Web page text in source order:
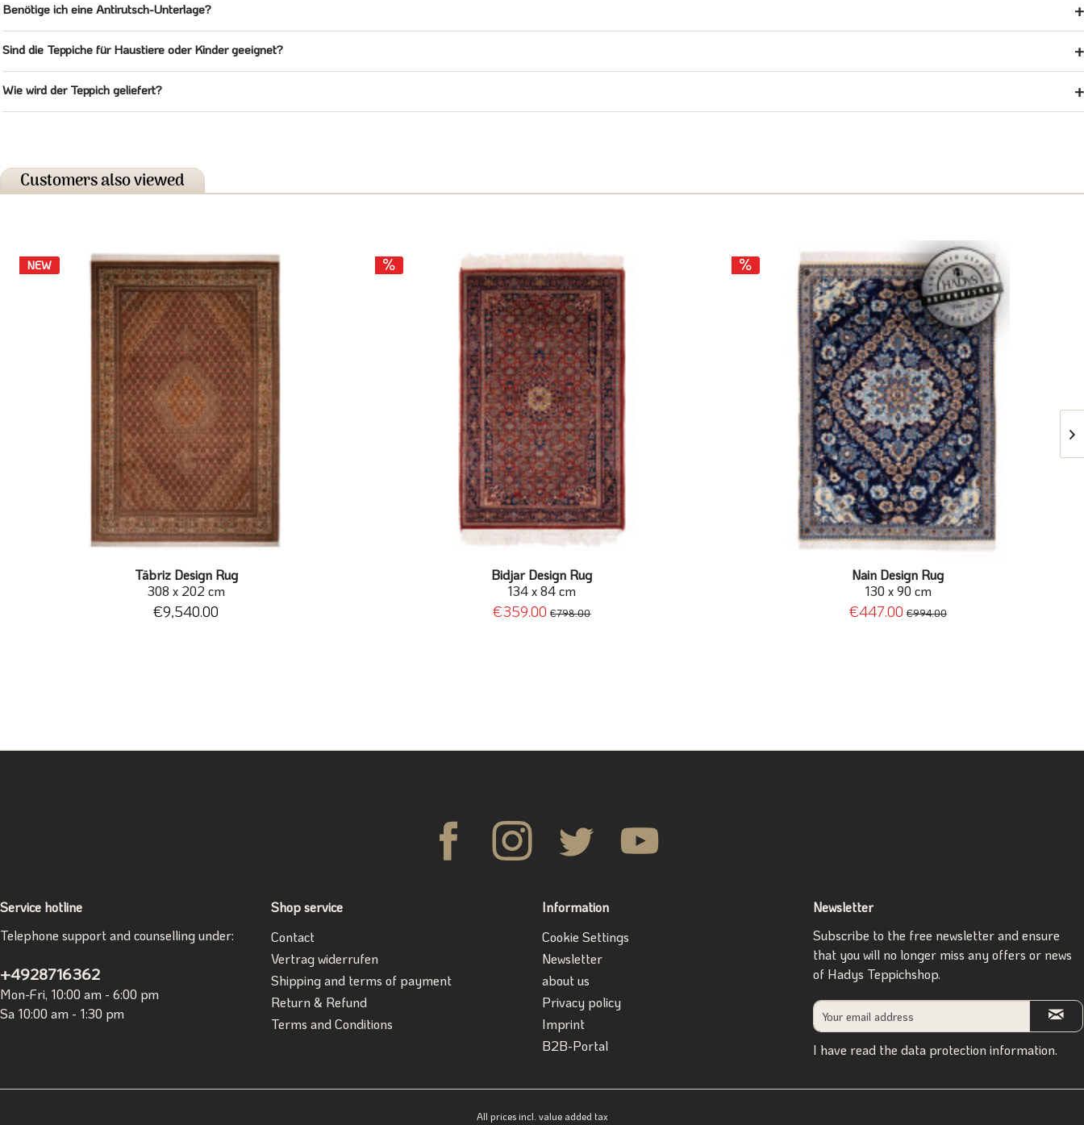
Benötige ich eine Antirutsch-Unterlage?
Sind die Teppiche für Haustiere oder Kinder geeignet?
Wie wird der Teppich geliefert?
Customers also viewed
NEW
Täbriz Design Rug
308 x 202 cm
€9,540.00
Bidjar Design Rug
134 x 84 cm
€359.00 €798.00
Nain Design Rug
130 x 90 cm
€447.00 €994.00
Service hotline
Telephone support and counselling under:
+4928716362
Mon-Fri, 10:00 am - 6:00 pm
Sa 10:00 am - 1:30 pm
Shop service
Contact
Vertrag widerrufen
Shipping and terms of payment
Return & Refund
Terms and Conditions
Information
Cookie Settings
Newsletter
about us
Privacy policy
Imprint
B2B-Portal
Newsletter
Subscribe to the free newsletter and ensure
that you will no longer miss any offers or news
of Hadys Teppichshop.
I have read the data protection information.
All prices incl. value added tax